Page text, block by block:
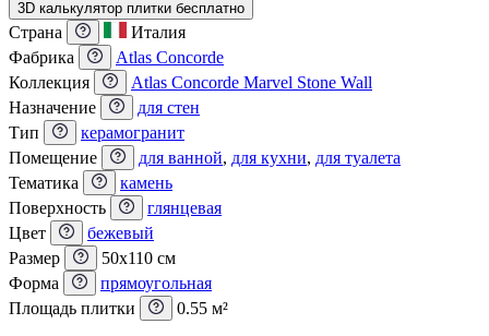
3D калькулятор плитки бесплатно
Страна
Италия
Фабрика
Atlas Concorde
Коллекция
Atlas Concorde Marvel Stone Wall
Назначение
для стен
Тип
керамогранит
Помещение
для ванной, для кухни, для туалета
Тематика
камень
Поверхность
глянцевая
Цвет
бежевый
Размер
50x110 см
Форма
прямоугольная
Площадь плитки
0.55 м²